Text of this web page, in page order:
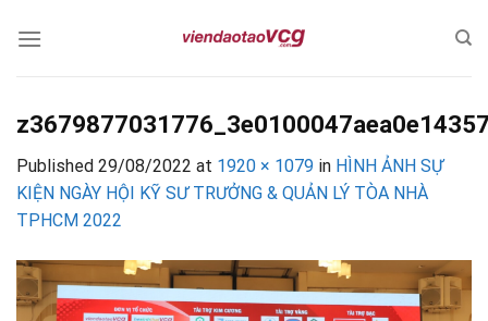
Published 29/08/2022 at 1920 × 1079 in HÌNH ẢNH SỰ
KIỆN NGÀY HỘI KỸ SƯ TRƯỞNG & QUẢN LÝ TÒA NHÀ
TPHCM 2022